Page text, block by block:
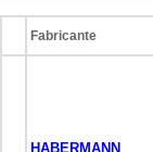
Fabricante
HABERMANN